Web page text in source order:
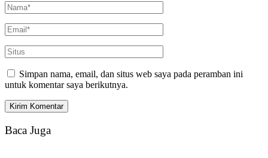
Simpan nama, email, dan situs web saya pada peramban ini
untuk komentar saya berikutnya.
Baca Juga